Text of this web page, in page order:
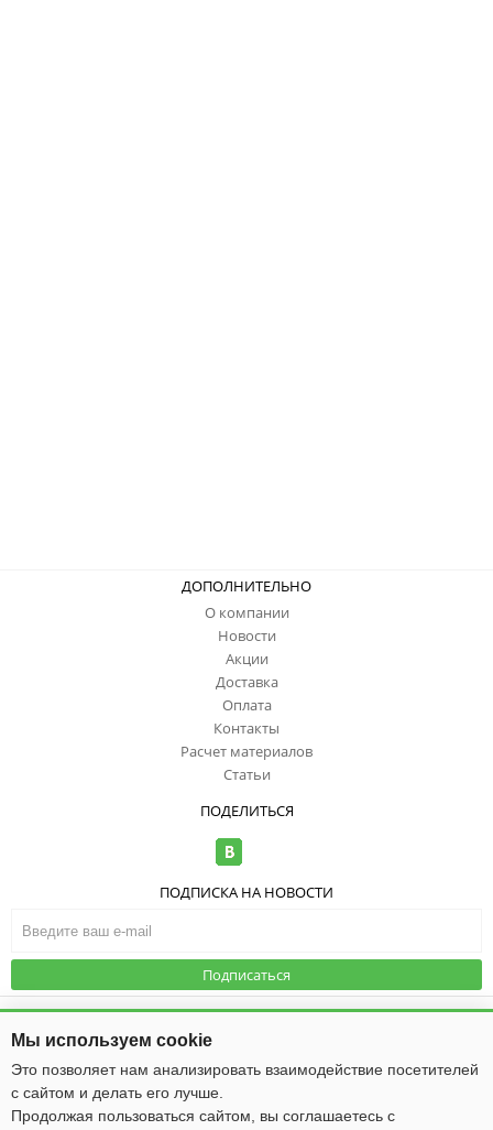
ДОПОЛНИТЕЛЬНО
О компании
Новости
Акции
Доставка
Оплата
Контакты
Расчет материалов
Статьи
ПОДЕЛИТЬСЯ
ПОДПИСКА НА НОВОСТИ
Подписаться
© ООО "ИзоТоп", 2006-2026. Все права
защищены. Информация сайта
защищена законом об авторских
правах.
Общество с ограниченной ответственностью «ИзоТоп»
ИНН 5256084834
ОГРН 1085256009475
Мы используем cookie
Это позволяет нам анализировать взаимодействие посетителей
с сайтом и делать его лучше.
Продолжая пользоваться сайтом, вы соглашаетесь с